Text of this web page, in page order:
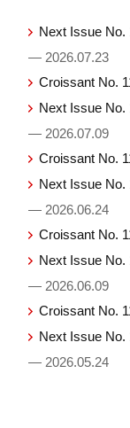
Next Issue No.
— 2026.07.23
Croissant No.
Next Issue No.
— 2026.07.09
Croissant No.
Next Issue No.
— 2026.06.24
Croissant No.
Next Issue No.
— 2026.06.09
Croissant No.
Next Issue No.
— 2026.05.24